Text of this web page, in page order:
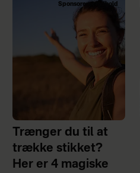
Sponsoreret indhold
Trænger du til at
trække stikket?
Her er 4 magiske